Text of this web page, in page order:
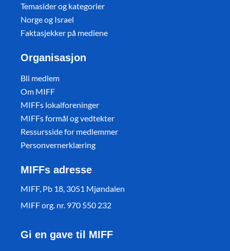
Temasider og kategorier
Norge og Israel
Faktasjekker på mediene
Organisasjon
Bli medlem
Om MIFF
MIFFs lokalforeninger
MIFFs formål og vedtekter
Ressursside for medlemmer
Personvernerklæring
MIFFs adresse
MIFF, Pb 18, 3051 Mjøndalen
MIFF org. nr. 970 550 232
Gi en gave til MIFF